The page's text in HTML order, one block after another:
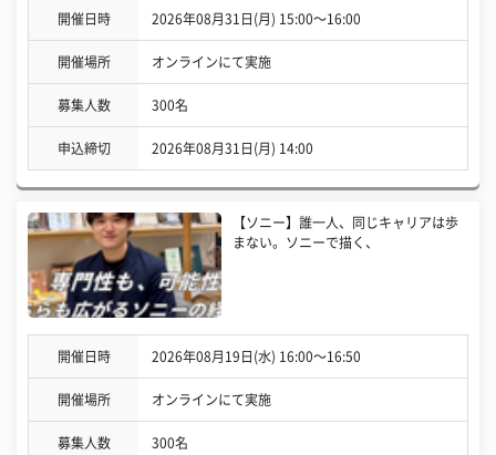
開催日時 2026年08月31日(月) 15:00〜16:00
開催場所 オンラインにて実施
募集人数 300名
申込締切 2026年08月31日(月) 14:00
【ソニー】誰一人、同じキャリアは歩
まない。ソニーで描く、
開催日時 2026年08月19日(水) 16:00〜16:50
開催場所 オンラインにて実施
募集人数 300名